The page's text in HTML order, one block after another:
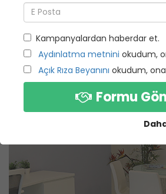
Kampanyalardan haberdar et.
Aydınlatma metnini okudum,
Açık Rıza Beyanını okudum,
Formu